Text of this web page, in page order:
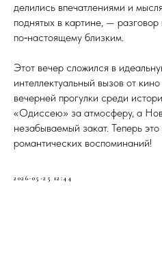
делились впечатлениями и
поднятых в картине, — разговор
по‑настоящему близким.
Этот вечер сложился в
интеллектуальный вызов от
вечерней прогулки среди
«Одиссею» за атмосферу, а
незабываемый закат. Теперь
романтических воспоминаний!
2026-05-25 12:44